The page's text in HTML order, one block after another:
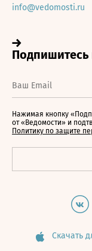
info@vedomosti.ru
Нажимая кнопку
от «Ведомости» и
Политику по защите
Скачать